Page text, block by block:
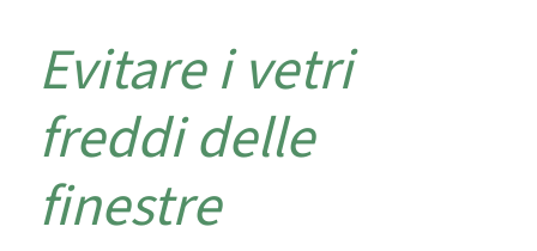
Evitare i vetri
freddi delle
finestre